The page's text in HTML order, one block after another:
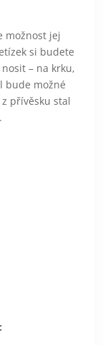
možnost jej
si budete
– na krku,
bude možné
přívěsku stal